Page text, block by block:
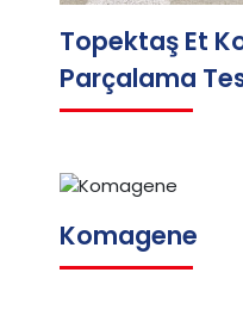
Topektaş Et
Parçalama
Komagene